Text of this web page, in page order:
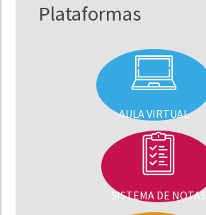
Plataformas
AULA VIRTUAL
SISTEMA DE NOTAS